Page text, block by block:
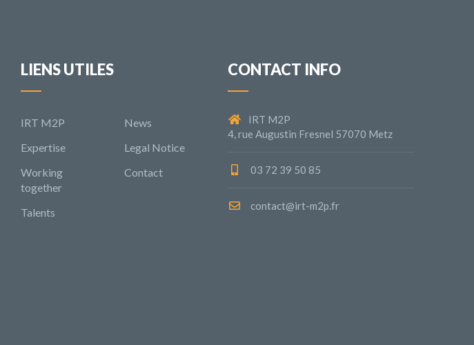
LIENS UTILES
IRT M2P
Expertise
Working
together
Talents
News
Legal Notice
Contact
CONTACT INFO
IRT M2P
4, rue Augustin Fresnel 57070 Metz
03 72 39 50 85
contact@irt-m2p.fr